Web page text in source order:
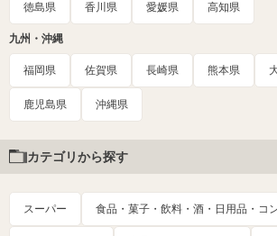
徳島県 香川県 愛媛県 高知県
九州・沖縄
福岡県 佐賀県 長崎県 熊本県
鹿児島県 沖縄県
カテゴリから探す
スーパー 食品・菓子・飲料・酒・日用品・コ